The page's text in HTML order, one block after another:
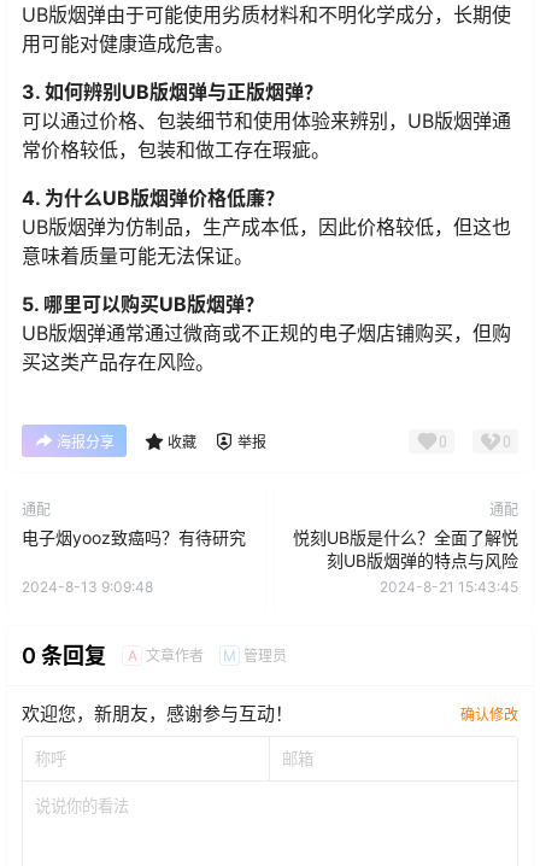
UB版烟弹由于可能使用劣质材料和不明化学成分，长期使
用可能对健康造成危害。
3. 如何辨别UB版烟弹与正版烟弹？
可以通过价格、包装细节和使用体验来辨别，UB版烟弹通
常价格较低，包装和做工存在瑕疵。
4. 为什么UB版烟弹价格低廉？
UB版烟弹为仿制品，生产成本低，因此价格较低，但这也
意味着质量可能无法保证。
5. 哪里可以购买UB版烟弹？
UB版烟弹通常通过微商或不正规的电子烟店铺购买，但购
买这类产品存在风险。
海报分享 收藏 举报 0 0
通配
电子烟yooz致癌吗？有待研究
2024-8-13 9:09:48
通配
悦刻UB版是什么？全面了解悦
刻UB版烟弹的特点与风险
2024-8-21 15:43:45
0 条回复 A 文章作者 M 管理员
欢迎您，新朋友，感谢参与互动！ 确认修改